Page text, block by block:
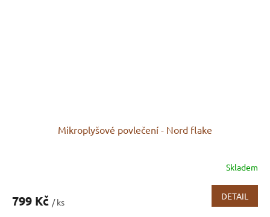
Mikroplyšové povlečení - Nord flake
Skladem
799 Kč / ks
DETAIL